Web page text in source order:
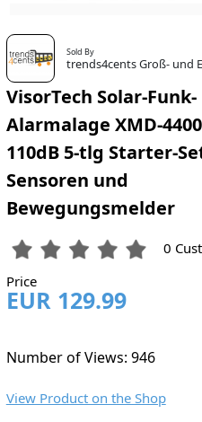
Sold By
trends4cents Groß- und
VisorTech Solar-Funk-
Alarmalage XMD-
110dB 5-tlg Starter-
Sensoren und
Bewegungsmelder
0
Price
EUR 129.99
Number of Views: 946
View Product on the Shop